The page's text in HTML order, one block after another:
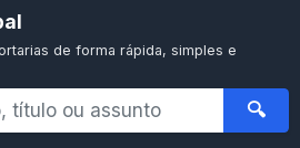
de forma rápida, simples e
🔍